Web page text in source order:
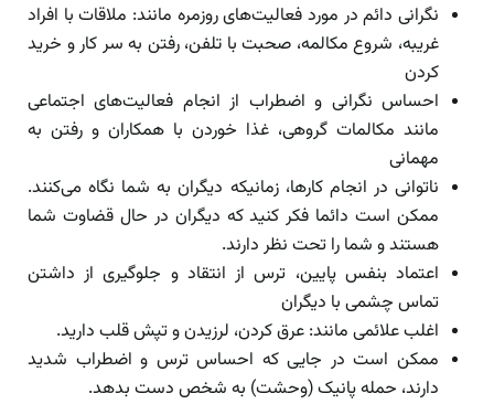
نگرانی دائم در مورد فعالیت‌های روزمره مانند: ملاقات با افراد
غریبه، شروع مکالمه، صحبت با تلفن، رفتن به سر کار و خرید
کردن
احساس نگرانی و اضطراب از انجام فعالیت‌های اجتماعی
مانند مکالمات گروهی، غذا خوردن با همکاران و رفتن به
مهمانی
ناتوانی در انجام کارها، زمانیکه دیگران به شما نگاه می‌کنند.
ممکن است دائما فکر کنید که دیگران در حال قضاوت شما
هستند و شما را تحت نظر دارند.
اعتماد بنفس پایین، ترس از انتقاد و جلوگیری از داشتن
تماس چشمی با دیگران
اغلب علائمی مانند: عرق کردن، لرزیدن و تپش قلب دارید.
ممکن است در جایی که احساس ترس و اضطراب شدید
دارند، حمله پانیک (وحشت) به شخص دست بدهد.